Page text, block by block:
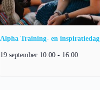
Alpha Training- en inspiratiedag
19 september 10:00 - 16:00